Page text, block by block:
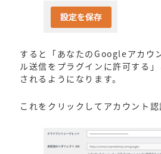
すると「あなたのGoogleアカウ
ル送信をプラグインに許可する
されるようになります。
これをクリックしてアカウント認